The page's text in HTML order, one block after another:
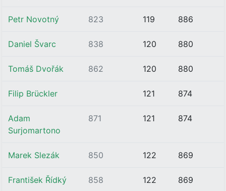
Petr Novotný 823 119 886
Daniel Švarc 838 120 880
Tomáš Dvořák 862 120 880
Filip Brückler 121 874
Adam
Surjomartono
871 121 874
Marek Slezák 850 122 869
František Řídký 858 122 869